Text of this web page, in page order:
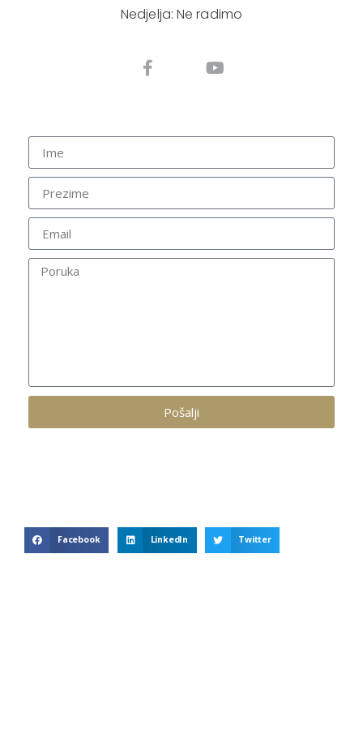
Nedjelja: Ne radimo
Pošalji
Facebook LinkedIn Twitter